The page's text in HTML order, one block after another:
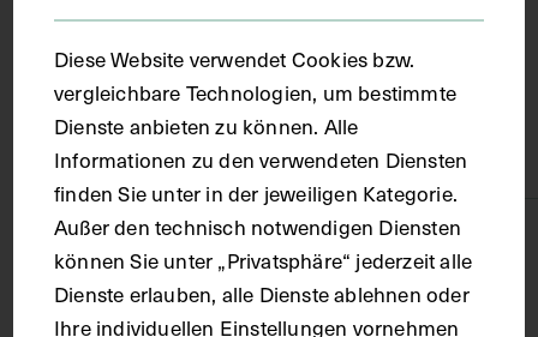
Material
Papier
Technik
Diese Website verwendet Cookies bzw.
vergleichbare Technologien, um bestimmte
Dienste anbieten zu können. Alle
Informationen zu den verwendeten Diensten
finden Sie unter in der jeweiligen Kategorie.
Außer den technisch notwendigen Diensten
können Sie unter „Privatsphäre“ jederzeit alle
Dienste erlauben, alle Dienste ablehnen oder
Ihre individuellen Einstellungen vornehmen